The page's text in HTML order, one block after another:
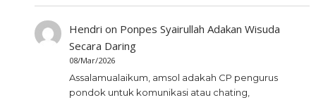
Hendri on Ponpes Syairullah Adakan Wisuda
Secara Daring
08/Mar/2026
Assalamualaikum, amsol adakah CP pengurus
pondok untuk komunikasi atau chating,